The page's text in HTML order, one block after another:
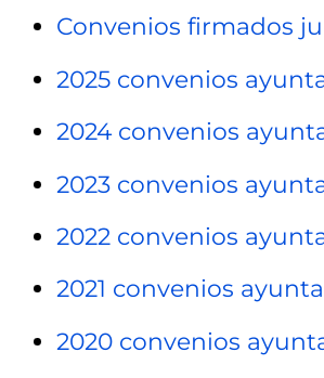
Convenios firmados
2025 convenios
2024 convenios
2023 convenios
2022 convenios
2021 convenios
2020 convenios